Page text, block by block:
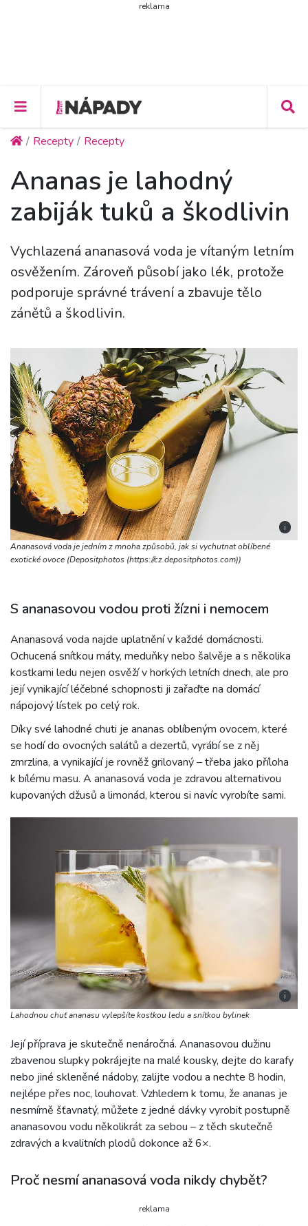
reklama
Recepty Recepty
Ananas je lahodný
zabiják tuků a škodlivin
Vychlazená ananasová voda je vítaným letním
osvěžením. Zároveň působí jako lék, protože
podporuje správné trávení a zbavuje tělo
zánětů a škodlivin.
i
Ananasová voda je jedním z mnoha způsobů, jak si vychutnat oblíbené
exotické ovoce (Depositphotos (https://cz.depositphotos.com))
S ananasovou vodou proti žízni i nemocem
Ananasová voda najde uplatnění v každé domácnosti.
Ochucená snítkou máty, meduňky nebo šalvěje a s několika
kostkami ledu nejen osvěží v horkých letních dnech, ale pro
její vynikající léčebné schopnosti ji zařaďte na domácí
nápojový lístek po celý rok.
Díky své lahodné chuti je ananas oblíbeným ovocem, které
se hodí do ovocných salátů a dezertů, vyrábí se z něj
zmrzlina, a vynikající je rovněž grilovaný – třeba jako příloha
k bílému masu. A ananasová voda je zdravou alternativou
kupovaných džusů a limonád, kterou si navíc vyrobíte sami.
i
Lahodnou chuť ananasu vylepšíte kostkou ledu a snítkou bylinek
Její příprava je skutečně nenáročná. Ananasovou dužinu
zbavenou slupky pokrájejte na malé kousky, dejte do karafy
nebo jiné skleněné nádoby, zalijte vodou a nechte 8 hodin,
nejlépe přes noc, louhovat. Vzhledem k tomu, že ananas je
nesmírně šťavnatý, můžete z jedné dávky vyrobit postupně
ananasovou vodu několikrát za sebou – z těch skutečně
zdravých a kvalitních plodů dokonce až 6×.
Proč nesmí ananasová voda nikdy chybět?
reklama